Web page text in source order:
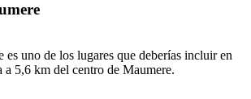
es uno de los lugares que deberías incluir en
a 5,6 km del centro de Maumere.